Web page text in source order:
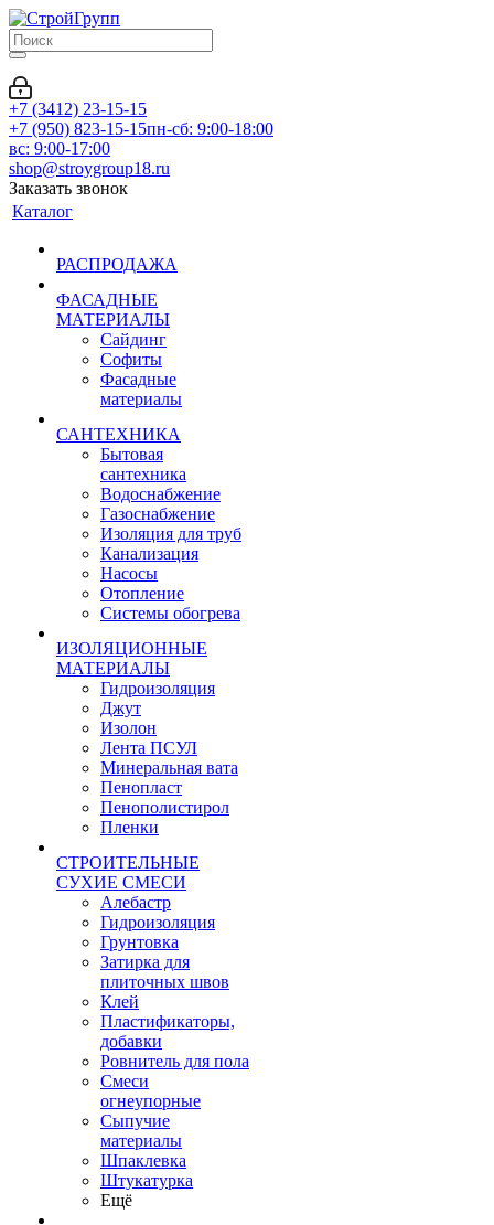
+7 (3412) 23-15-15
+7 (950) 823-15-15пн-сб: 9:00-18:00
вс: 9:00-17:00
shop@stroygroup18.ru
Заказать звонок
Каталог
РАСПРОДАЖА
ФАСАДНЫЕ
МАТЕРИАЛЫ
Сайдинг
Софиты
Фасадные
материалы
САНТЕХНИКА
Бытовая
сантехника
Водоснабжение
Газоснабжение
Изоляция для труб
Канализация
Насосы
Отопление
Системы обогрева
ИЗОЛЯЦИОННЫЕ
МАТЕРИАЛЫ
Гидроизоляция
Джут
Изолон
Лента ПСУЛ
Минеральная вата
Пенопласт
Пенополистирол
Пленки
СТРОИТЕЛЬНЫЕ
СУХИЕ СМЕСИ
Алебастр
Гидроизоляция
Грунтовка
Затирка для
плиточных швов
Клей
Пластификаторы,
добавки
Ровнитель для пола
Смеси
огнеупорные
Сыпучие
материалы
Шпаклевка
Штукатурка
Ещё